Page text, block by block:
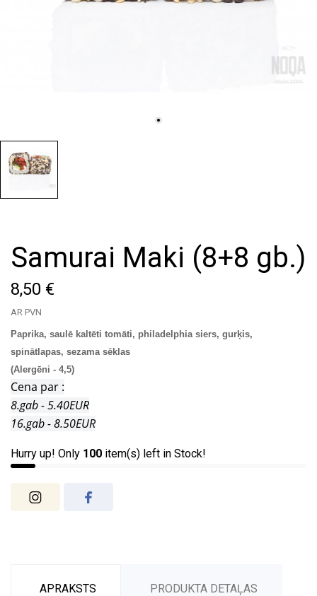
Samurai Maki (8+8 gb.)
8,50 €
AR PVN
Paprika, saulē kaltēti tomāti, philadelphia siers, gurķis,
spinātlapas, sezama sēklas
(Alergēni - 4,5)
Cena par :
8.gab - 5.40EUR
16.gab - 8.50EUR
Hurry up! Only 100 item(s) left in Stock!
APRAKSTS PRODUKTA DETAĻAS